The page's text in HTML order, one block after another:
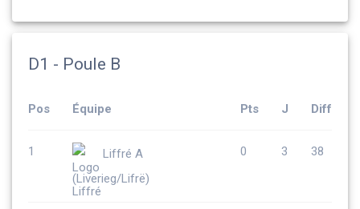
D1 - Poule B
Pos Équipe Pts J Diff
1
Liffré A
(Liverieg/Lifrë)
0 3 38